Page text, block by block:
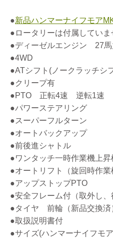
●新品ハンマーナイフモア
●ロータリーは付属していま
●ディーゼルエンジン 27馬
●4WD
●ATシフト(ノークラッチ
●クリープ有
●PTO 正転4速 逆転1速
●パワーステアリング
●スーパーフルターン
●オートバックアップ
●前後進シャトル
●ワンタッチ一時作業機上昇
●オートリフト（旋回時作業
●アップストップPTO
●安全フレーム付（取外し、
●タイヤ 前輪（新品交換済
●取扱説明書付
●サイズ(ハンマーナイフモ